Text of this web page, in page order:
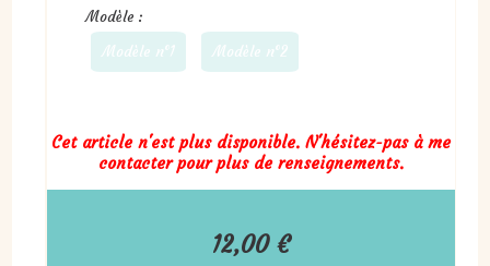
Modèle :
Modèle n°1
Modèle n°2
12,00€
Cet article n'est plus disponible. N'hésitez-pas à me
contacter pour plus de renseignements.